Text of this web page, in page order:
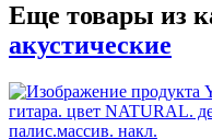
Еще товары из
акустические